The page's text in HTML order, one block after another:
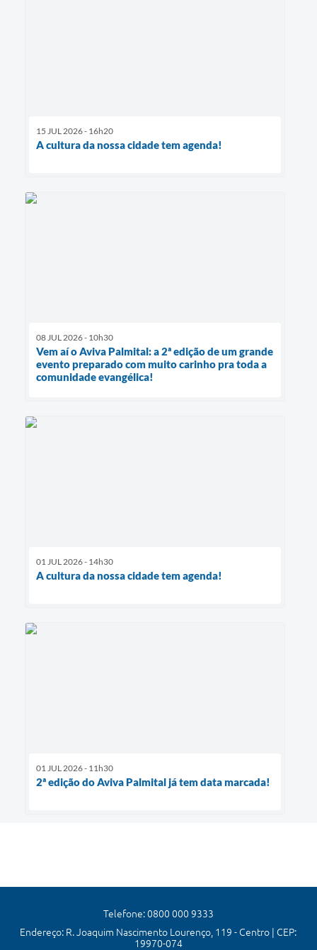
15 JUL 2026 - 16h20
A cultura da nossa cidade tem agenda!
08 JUL 2026 - 10h30
Vem aí o Aviva Palmital: a 2ª edição de um grande
evento preparado com muito carinho pra toda a
comunidade evangélica!
01 JUL 2026 - 14h30
A cultura da nossa cidade tem agenda!
01 JUL 2026 - 11h30
2ª edição do Aviva Palmital já tem data marcada!
Telefone: 0800 000 9333
Endereço: R. Joaquim Nascimento Lourenço, 119 - Centro | CEP:
19970-074